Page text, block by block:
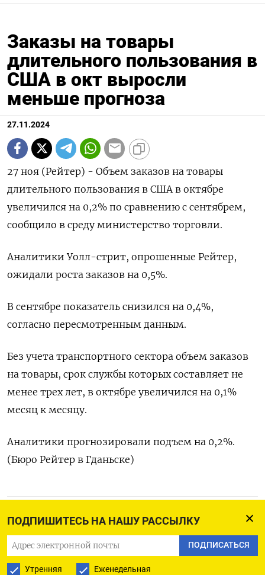
ПОДПИШИТЕСЬ НА НАШУ РАССЫЛКУ
ПОДПИСАТЬСЯ
Утренняя Еженедельная
Заказы на товары
длительного пользования в
США в окт выросли
меньше прогноза
27.11.2024
27 ноя (Рейтер) - Объем заказов на товары
длительного пользования в США в октябре
увеличился на 0,2% по сравнению с сентябрем,
сообщило в среду министерство торговли.
Аналитики Уолл-стрит, опрошенные Рейтер,
ожидали роста заказов на 0,5%.
В сентябре показатель снизился на 0,4%,
согласно пересмотренным данным.
Без учета транспортного сектора объем заказов
на товары, срок службы которых составляет не
менее трех лет, в октябре увеличился на 0,1%
месяц к месяцу.
Аналитики прогнозировали подъем на 0,2%.
(Бюро Рейтер в Гданьске)
ПОДПИСАТЬСЯ НА ТЕЛЕГРАМ
ПОДПИСАТЬСЯ В GOOGLE